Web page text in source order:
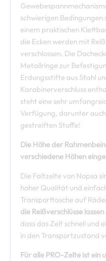
schwierigen
einem praktischen
die Ecken werden mit
verschlossen. Die
Metallringe zur
Erdungsstifte aus Stahl
Karabinerverschluss
steht eine sehr
Verfügung, darunter
gestreiften Stoffe!
Die Höhe der
verschiedene Höhen
Die Faltzelte von Nopsa
hoher Qualität und
Transporttasche auf
die Reißverschlüsse
dass das Zelt schnell
in den Transportzustand
Für alle PRO-Zelte ist ein